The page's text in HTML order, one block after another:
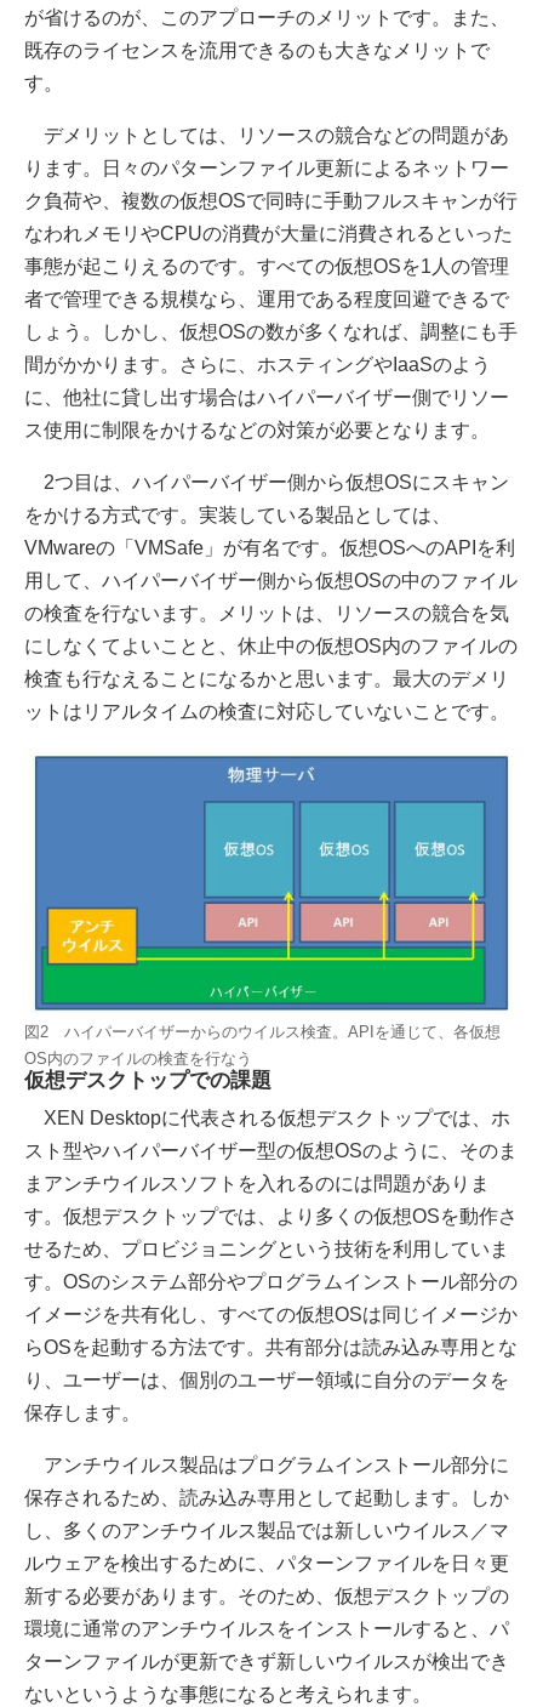
が省けるのが、このアプローチのメリットです。また、
既存のライセンスを流用できるのも大きなメリットで
す。
デメリットとしては、リソースの競合などの問題があ
ります。日々のパターンファイル更新によるネットワー
ク負荷や、複数の仮想OSで同時に手動フルスキャンが行
なわれメモリやCPUの消費が大量に消費されるといった
事態が起こりえるのです。すべての仮想OSを1人の管理
者で管理できる規模なら、運用である程度回避できるで
しょう。しかし、仮想OSの数が多くなれば、調整にも手
間がかかります。さらに、ホスティングやIaaSのよう
に、他社に貸し出す場合はハイパーバイザー側でリソー
ス使用に制限をかけるなどの対策が必要となります。
2つ目は、ハイパーバイザー側から仮想OSにスキャン
をかける方式です。実装している製品としては、
VMwareの「VMSafe」が有名です。仮想OSへのAPIを利
用して、ハイパーバイザー側から仮想OSの中のファイル
の検査を行ないます。メリットは、リソースの競合を気
にしなくてよいことと、休止中の仮想OS内のファイルの
検査も行なえることになるかと思います。最大のデメリ
ットはリアルタイムの検査に対応していないことです。
図2 ハイパーバイザーからのウイルス検査。APIを通じて、各仮想
OS内のファイルの検査を行なう
仮想デスクトップでの課題
XEN Desktopに代表される仮想デスクトップでは、ホ
スト型やハイパーバイザー型の仮想OSのように、そのま
まアンチウイルスソフトを入れるのには問題がありま
す。仮想デスクトップでは、より多くの仮想OSを動作さ
せるため、プロビジョニングという技術を利用していま
す。OSのシステム部分やプログラムインストール部分の
イメージを共有化し、すべての仮想OSは同じイメージか
らOSを起動する方法です。共有部分は読み込み専用とな
り、ユーザーは、個別のユーザー領域に自分のデータを
保存します。
アンチウイルス製品はプログラムインストール部分に
保存されるため、読み込み専用として起動します。しか
し、多くのアンチウイルス製品では新しいウイルス／マ
ルウェアを検出するために、パターンファイルを日々更
新する必要があります。そのため、仮想デスクトップの
環境に通常のアンチウイルスをインストールすると、パ
ターンファイルが更新できず新しいウイルスが検出でき
ないというような事態になると考えられます。